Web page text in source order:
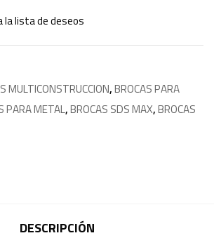
la lista de deseos
MULTICONSTRUCCION,BROCAS PARA
PARA METAL,BROCAS SDS MAX,BROCAS
DESCRIPCIÓN